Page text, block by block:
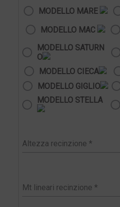
MODELLO MARE
MODELLO MAC
MODELLO SATURN
O
MODELLO CIECA
MODELLO GIGLIO
MODELLO STELLA